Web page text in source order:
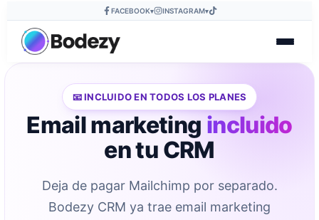
FACEBOOK▾ INSTAGRAM▾
📧 INCLUIDO EN TODOS LOS PLANES
Email marketing incluido
en tu CRM
Deja de pagar Mailchimp por separado.
Bodezy CRM ya trae email marketing